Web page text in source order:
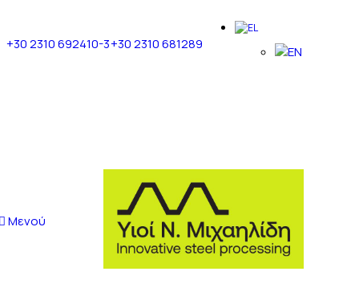
+30 2310 692410-3+30 2310 681289
Μενού